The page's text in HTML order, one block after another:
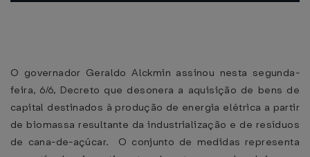
O governador Geraldo Alckmin assinou nesta segunda-
feira, 6/6, Decreto que desonera a aquisição de bens de
capital destinados à produção de energia elétrica a partir
de biomassa resultante da industrialização e de resíduos
de cana-de-açúcar. O conjunto de medidas representa